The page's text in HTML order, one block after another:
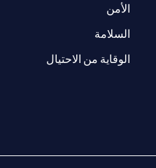
الأمن
السلامة
الوقاية من الاحتيال